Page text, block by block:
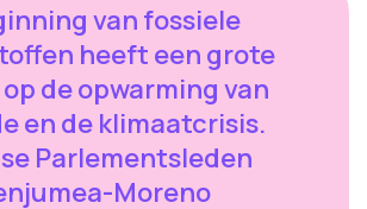
van fossiele
heeft een grote
de opwarming van
en de klimaatcrisis.
Parlementsleden
Moreno